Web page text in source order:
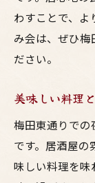
わすことで、
み会は、ぜひ梅
ださい。
美味しい料理
梅田東通りでの
です。居酒屋の
味しい料理を味